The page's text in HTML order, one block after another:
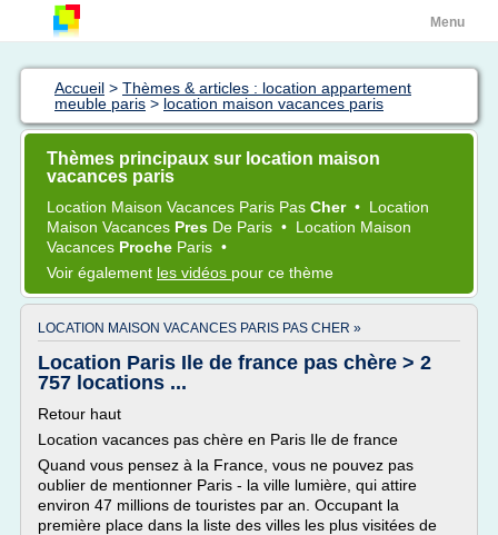
Menu
Accueil > Thèmes & articles : location appartement
meuble paris > location maison vacances paris
Thèmes principaux sur location maison
vacances paris
Location Maison Vacances Paris Pas Cher • Location
Maison Vacances Pres De Paris • Location Maison
Vacances Proche Paris •
Voir également les vidéos pour ce thème
LOCATION MAISON VACANCES PARIS PAS CHER »
Location Paris Ile de france pas chère > 2
757 locations ...
Retour haut
Location vacances pas chère en Paris Ile de france
Quand vous pensez à la France, vous ne pouvez pas
oublier de mentionner Paris - la ville lumière, qui attire
environ 47 millions de touristes par an. Occupant la
première place dans la liste des villes les plus visitées de